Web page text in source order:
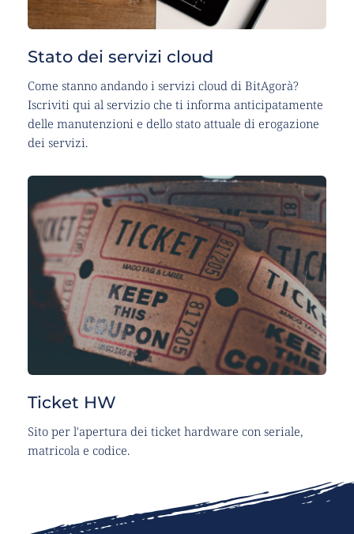
Stato dei servizi cloud
Come stanno andando i servizi cloud di BitAgorà?
Iscriviti qui al servizio che ti informa anticipatamente
delle manutenzioni e dello stato attuale di erogazione
dei servizi.
Ticket HW
Sito per l'apertura dei ticket hardware con seriale,
matricola e codice.